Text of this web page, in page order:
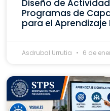
Diseño de
Programas de
para el Aprendizaje
Asdrubal Urrutia 6 de